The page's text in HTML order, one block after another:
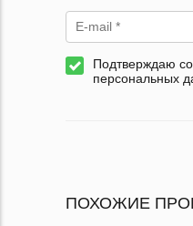
Подтверждаю
персональных
ПОХОЖИЕ